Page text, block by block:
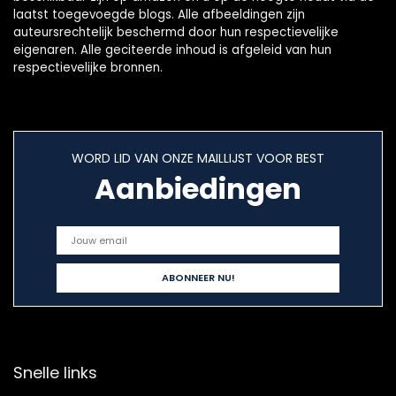
laatst toegevoegde blogs. Alle afbeeldingen zijn
auteursrechtelijk beschermd door hun respectievelijke
eigenaren. Alle geciteerde inhoud is afgeleid van hun
respectievelijke bronnen.
WORD LID VAN ONZE MAILLIJST VOOR BEST
Aanbiedingen
Snelle links